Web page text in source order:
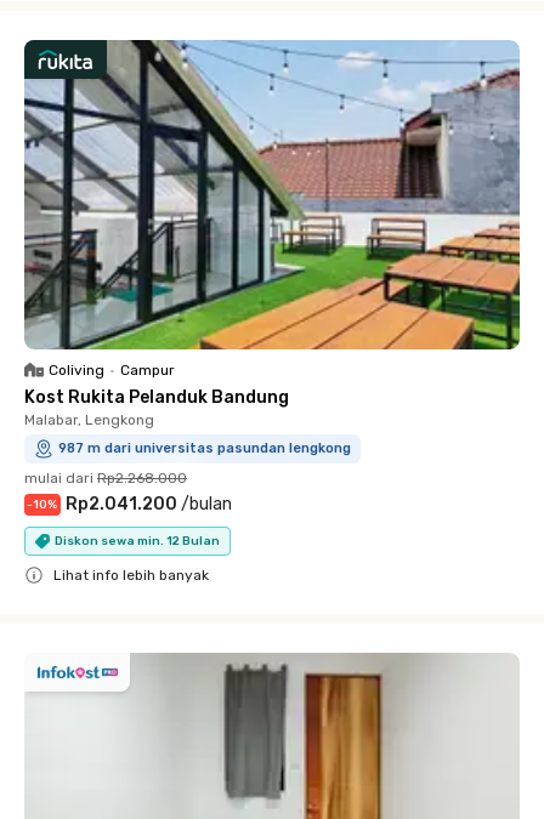
Coliving • Campur
Kost Rukita Pelanduk Bandung
Malabar, Lengkong
987 m dari universitas pasundan lengkong
mulai dari Rp2.268.000
-10% Rp2.041.200 /bulan
Diskon sewa min. 12 Bulan
Lihat info lebih banyak